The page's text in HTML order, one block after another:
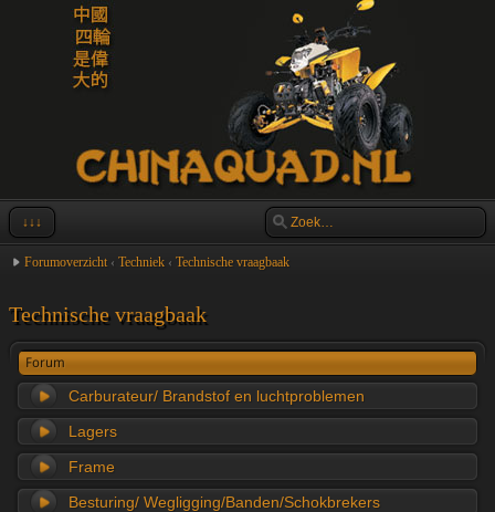
↓↓↓
Forumoverzicht ‹ Techniek ‹ Technische vraagbaak
Technische vraagbaak
Forum
Carburateur/ Brandstof en luchtproblemen
Lagers
Frame
Besturing/ Wegligging/Banden/Schokbrekers